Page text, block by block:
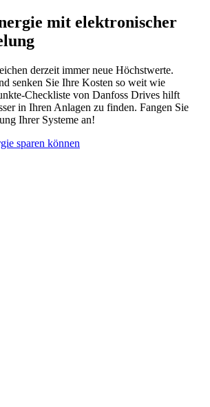
mit elektronischer
derzeit immer neue Höchstwerte.
senken Sie Ihre Kosten so weit wie
Checkliste von Danfoss Drives hilft
in Ihren Anlagen zu finden. Fangen Sie
Ihrer Systeme an!
sparen können